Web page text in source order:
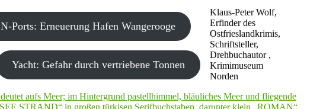
Klaus-Peter Wolf,
Erfinder des
Ostfrieslandkrimis,
Schriftsteller,
Drehbuchautor ,
Krimimuseum
Norden
N-Ports: Erneuerung Hafen Wangerooge
Yacht: Gefahr durch vertriebene Tonnen